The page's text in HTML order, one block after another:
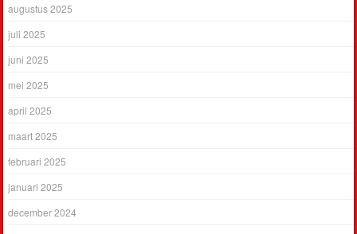
augustus 2025
juli 2025
juni 2025
mei 2025
april 2025
maart 2025
februari 2025
januari 2025
december 2024